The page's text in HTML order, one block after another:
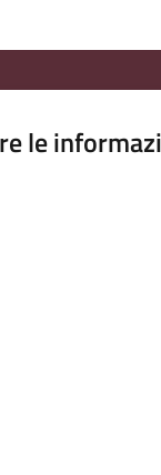
le